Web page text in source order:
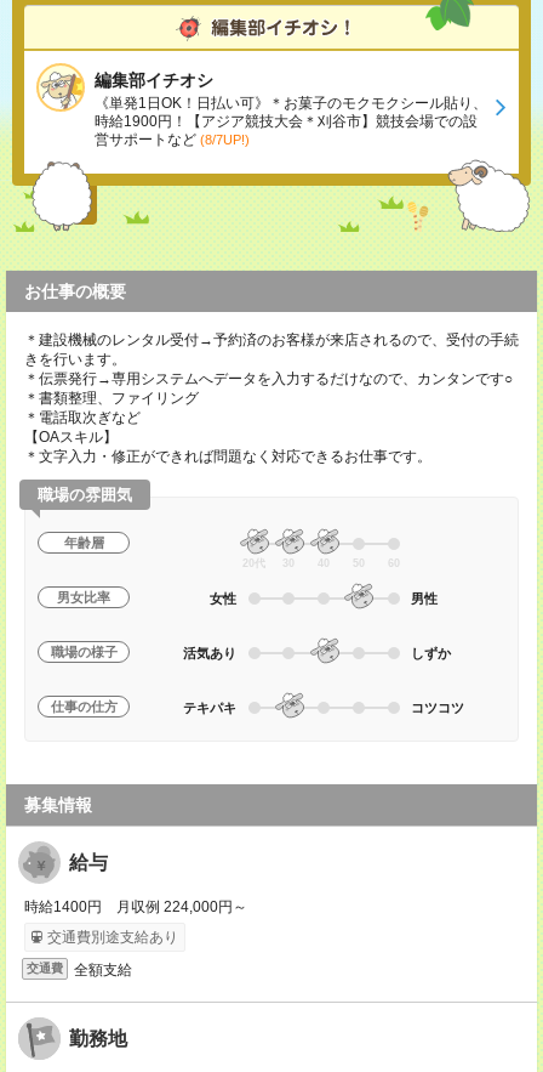
編集部イチオシ
《単発1日OK！日払い可》＊お菓子のモクモクシール貼り、
時給1900円！【アジア競技大会＊刈谷市】競技会場での設
営サポートなど (8/7UP!)
お仕事の概要
＊建設機械のレンタル受付→予約済のお客様が来店されるので、受付の手続
きを行います。
＊伝票発行→専用システムへデータを入力するだけなので、カンタンです○
＊書類整理、ファイリング
＊電話取次ぎなど
【OAスキル】
＊文字入力・修正ができれば問題なく対応できるお仕事です。
職場の雰囲気
年齢層
20代 30 40 50 60
男女比率 女性 男性
職場の様子 活気あり しずか
仕事の仕方 テキパキ コツコツ
募集情報
給与
時給1400円 月収例 224,000円～
交通費別途支給あり
交通費 全額支給
勤務地